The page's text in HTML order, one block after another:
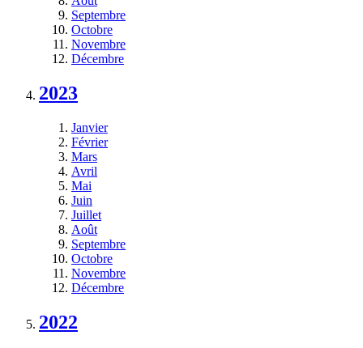
Septembre
Octobre
Novembre
Décembre
2023
Janvier
Février
Mars
Avril
Mai
Juin
Juillet
Août
Septembre
Octobre
Novembre
Décembre
2022